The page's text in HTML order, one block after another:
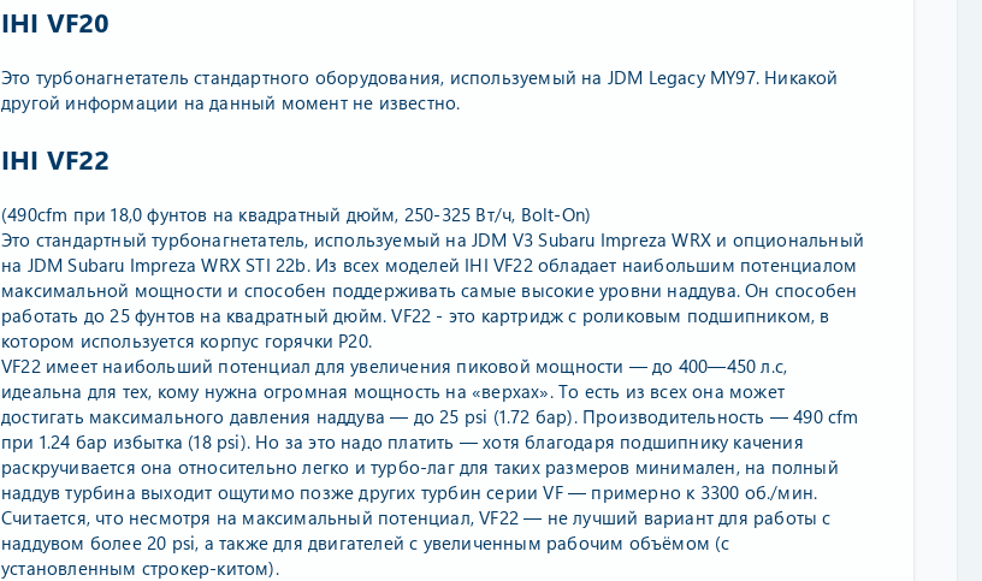
IHI VF20
Это турбонагнетатель стандартного оборудования, используемый на JDM Legacy MY97. Никакой
другой информации на данный момент не известно.
IHI VF22
(490cfm при 18,0 фунтов на квадратный дюйм, 250-325 Вт/ч, Bolt-On)
Это стандартный турбонагнетатель, используемый на JDM V3 Subaru Impreza WRX и опциональный
на JDM Subaru Impreza WRX STI 22b. Из всех моделей IHI VF22 обладает наибольшим потенциалом
максимальной мощности и способен поддерживать самые высокие уровни наддува. Он способен
работать до 25 фунтов на квадратный дюйм. VF22 - это картридж с роликовым подшипником, в
котором используется корпус горячки P20.
VF22 имеет наибольший потенциал для увеличения пиковой мощности — до 400—450 л.с,
идеальна для тех, кому нужна огромная мощность на «верхах». То есть из всех она может
достигать максимального давления наддува — до 25 psi (1.72 бар). Производительность — 490 cfm
при 1.24 бар избытка (18 psi). Но за это надо платить — хотя благодаря подшипнику качения
раскручивается она относительно легко и турбо-лаг для таких размеров минимален, на полный
наддув турбина выходит ощутимо позже других турбин серии VF — примерно к 3300 об./мин.
Считается, что несмотря на максимальный потенциал, VF22 — не лучший вариант для работы с
наддувом более 20 psi, а также для двигателей с увеличенным рабочим объёмом (с
установленным строкер-китом).